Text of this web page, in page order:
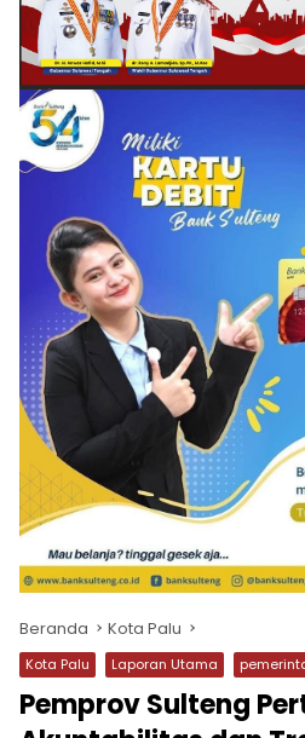
Beranda Kota Palu
Kota Palu Laporan Utama
Pemprov Sulteng